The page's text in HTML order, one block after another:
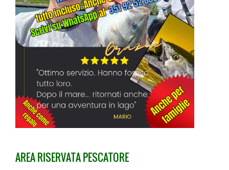
AREA RISERVATA PESCATORE